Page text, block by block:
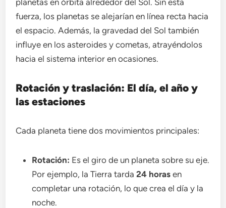
fuerza, los planetas se alejarían en línea recta hacia
el espacio. Además, la gravedad del Sol también
influye en los asteroides y cometas, atrayéndolos
hacia el sistema interior en ocasiones.
Rotación y traslación: El día, el año y
las estaciones
Cada planeta tiene dos movimientos principales:
Rotación: Es el giro de un planeta sobre su eje.
Por ejemplo, la Tierra tarda24 horas en
completar una rotación, lo que crea el día y la
noche.